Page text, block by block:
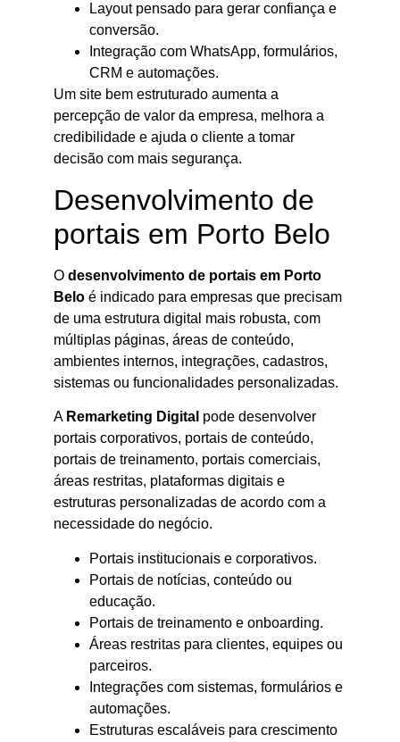
Layout pensado para gerar confiança e
conversão.
Integração com WhatsApp, formulários,
CRM e automações.
Um site bem estruturado aumenta a
percepção de valor da empresa, melhora a
credibilidade e ajuda o cliente a tomar
decisão com mais segurança.
Desenvolvimento de
portais em Porto Belo
O desenvolvimento de portais em Porto
Belo é indicado para empresas que precisam
de uma estrutura digital mais robusta, com
múltiplas páginas, áreas de conteúdo,
ambientes internos, integrações, cadastros,
sistemas ou funcionalidades personalizadas.
A Remarketing Digital pode desenvolver
portais corporativos, portais de conteúdo,
portais de treinamento, portais comerciais,
áreas restritas, plataformas digitais e
estruturas personalizadas de acordo com a
necessidade do negócio.
Portais institucionais e corporativos.
Portais de notícias, conteúdo ou
educação.
Portais de treinamento e onboarding.
Áreas restritas para clientes, equipes ou
parceiros.
Integrações com sistemas, formulários e
automações.
Estruturas escaláveis para crescimento